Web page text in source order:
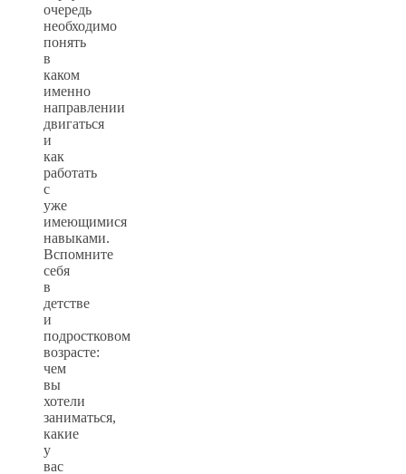
очередь
необходимо
понять
в
каком
именно
направлении
двигаться
и
как
работать
с
уже
имеющимися
навыками.
Вспомните
себя
в
детстве
и
подростковом
возрасте:
чем
вы
хотели
заниматься,
какие
у
вас